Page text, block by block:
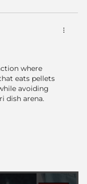
where
eats pellets
avoiding
dish arena.